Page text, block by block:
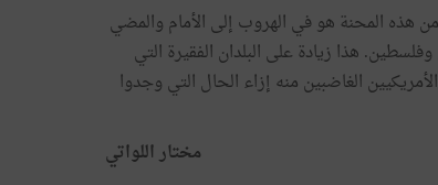
هذه المحنة هو في الهروب إلى الأمام والمضي
هذا زيادة على البلدان الفقيرة التي
الغاضبين منه إزاء الحال التي وجدوا
مختار اللواتي